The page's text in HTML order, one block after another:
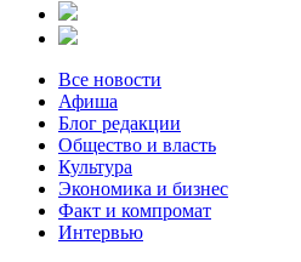
Все новости
Афиша
Блог редакции
Общество и власть
Культура
Экономика и бизнес
Факт и компромат
Интервью